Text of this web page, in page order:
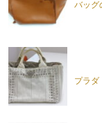
バッグ
プラ